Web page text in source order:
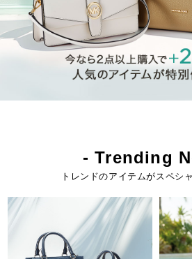
- Trending
トレンドのアイテムがスペシ